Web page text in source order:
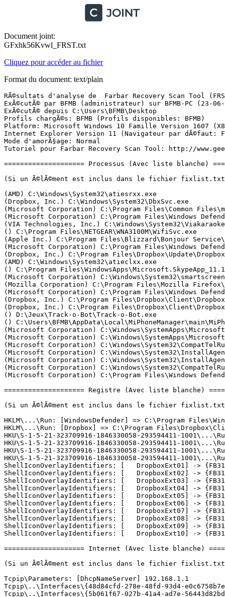
Document joint:
GFxhk56Kvwl_FRST.txt
Cliquez pour accéder au fichier
Format du document: text/plain
RÃ©sultats d'analyse de  Farbar Recovery Scan Tool (FRST) (x86) Version: 21-06-2017 01
ExÃ©cutÃ© par BFMB (administrateur) sur BFMB-PC (23-06-2017 09:09:23)
ExÃ©cutÃ© depuis C:\Users\BFMB\Desktop
Profils chargÃ©s: BFMB (Profils disponibles: BFMB)
Platform: Microsoft Windows 10 Famille Version 1607 (X86) Langue: FranÃ§ais (France)
Internet Explorer Version 11 (Navigateur par dÃ©faut: FF)
Mode d'amorÃ§age: Normal
Tutoriel pour Farbar Recovery Scan Tool: http://www.geekstogo.com/forum/topic/335081-frst-tutorial-how-to-use-farbar-recovery-scan-tool/

==================== Processus (Avec liste blanche) =================

(Si un Ã©lÃ©ment est inclus dans le fichier fixlist.txt, le processus sera arrÃªtÃ©. Le fichier ne sera pas dÃ©placÃ©.)

(AMD) C:\Windows\System32\atiesrxx.exe
(Dropbox, Inc.) C:\Windows\System32\DbxSvc.exe
(Microsoft Corporation) C:\Program Files\Common Files\microsoft shared\ClickToRun\OfficeClickToRun.exe
(Microsoft Corporation) C:\Program Files\Windows Defender\MsMpEng.exe
(VIA Technologies, Inc.) C:\Windows\System32\ViakaraokeSrv.exe
() C:\Program Files\NETGEAR\WNA3100M\WifiSvc.exe
(Apple Inc.) C:\Program Files\Blizzard\Bonjour Service\mDNSResponder.exe
(Microsoft Corporation) C:\Program Files\Windows Defender\NisSrv.exe
(Dropbox, Inc.) C:\Program Files\Dropbox\Update\DropboxUpdate.exe
(AMD) C:\Windows\System32\atieclxx.exe
() C:\Program Files\WindowsApps\Microsoft.SkypeApp_11.18.614.0_x86__kzf8qxf38zg5c\SkypeHost.exe
(Microsoft Corporation) C:\Windows\System32\smartscreen.exe
(Mozilla Corporation) C:\Program Files\Mozilla Firefox\firefox.exe
(Microsoft Corporation) C:\Program Files\Windows Defender\MSASCuiL.exe
(Dropbox, Inc.) C:\Program Files\Dropbox\Client\Dropbox.exe
(Dropbox, Inc.) C:\Program Files\Dropbox\Client\Dropbox.exe
() D:\Jeux\Track-o-Bot\Track-o-Bot.exe
() C:\Users\BFMB\AppData\Local\MiPhoneManager\main\MiPhoneHelper.exe
(Microsoft Corporation) C:\Windows\SystemApps\Microsoft.Windows.Cortana_cw5n1h2txyewy\RemindersServer.exe
(Microsoft Corporation) C:\Windows\SystemApps\Microsoft.Windows.Cortana_cw5n1h2txyewy\ActionUriServer.exe
(Microsoft Corporation) C:\Windows\System32\CompatTelRunner.exe
(Microsoft Corporation) C:\Windows\System32\InstallAgent.exe
(Microsoft Corporation) C:\Windows\System32\InstallAgentUserBroker.exe
(Microsoft Corporation) C:\Windows\System32\CompatTelRunner.exe
(Microsoft Corporation) C:\Program Files\Windows Defender\MpCmdRun.exe

==================== Registre (Avec liste blanche) ====================

(Si un Ã©lÃ©ment est inclus dans le fichier fixlist.txt, l'Ã©lÃ©ment de Registre sera restaurÃ© Ã  la valeur par dÃ©faut ou supprimÃ©. Le fichier ne sera pas dÃ©placÃ©.)

HKLM\...\Run: [WindowsDefender] => C:\Program Files\Windows Defender\MSASCuiL.exe [483840 2017-04-28] (Microsoft Corporation)
HKLM\...\Run: [Dropbox] => C:\Program Files\Dropbox\Client\Dropbox.exe [3487032 2017-06-12] (Dropbox, Inc.)
HKU\S-1-5-21-323709916-1846330058-293594411-1001\...\Run: [EPLTarget\P0000000000000000] => C:\WINDOWS\system32\spool\DRIVERS\W32X86\3\E_FATIIKE.EXE [249440 2012-02-29] (SEIKO EPSON CORPORATION)
HKU\S-1-5-21-323709916-1846330058-293594411-1001\...\Run: [DAEMON Tools Lite] => C:\Program Files\DAEMON Tools Lite\DTLite.exe [4556048 2015-02-27] (Disc Soft Ltd)
HKU\S-1-5-21-323709916-1846330058-293594411-1001\...\Run: [Track-o-Bot] => D:\Jeux\Track-o-Bot\Track-o-Bot.exe [3238912 2017-03-07] ()
HKU\S-1-5-21-323709916-1846330058-293594411-1001\...\Run: [MiPhoneManager] => C:\Users\BFMB\AppData\Local\MiPhoneManager\main\MiPhoneHelper.exe [157624 2016-12-03] ()
ShellIconOverlayIdentifiers: [   DropboxExt01] -> {FB314ED9-A251-47B7-93E1-CDD82E34AF8B} => C:\Program Files\Dropbox\Client\DropboxExt.16.0.dll [2017-06-12] (Dropbox, Inc.)
ShellIconOverlayIdentifiers: [   DropboxExt02] -> {FB314EDF-A251-47B7-93E1-CDD82E34AF8B} => C:\Program Files\Dropbox\Client\DropboxExt.16.0.dll [2017-06-12] (Dropbox, Inc.)
ShellIconOverlayIdentifiers: [   DropboxExt03] -> {FB314EE1-A251-47B7-93E1-CDD82E34AF8B} => C:\Program Files\Dropbox\Client\DropboxExt.16.0.dll [2017-06-12] (Dropbox, Inc.)
ShellIconOverlayIdentifiers: [   DropboxExt04] -> {FB314EDB-A251-47B7-93E1-CDD82E34AF8B} => C:\Program Files\Dropbox\Client\DropboxExt.16.0.dll [2017-06-12] (Dropbox, Inc.)
ShellIconOverlayIdentifiers: [   DropboxExt05] -> {FB314EDA-A251-47B7-93E1-CDD82E34AF8B} => C:\Program Files\Dropbox\Client\DropboxExt.16.0.dll [2017-06-12] (Dropbox, Inc.)
ShellIconOverlayIdentifiers: [   DropboxExt06] -> {FB314EDC-A251-47B7-93E1-CDD82E34AF8B} => C:\Program Files\Dropbox\Client\DropboxExt.16.0.dll [2017-06-12] (Dropbox, Inc.)
ShellIconOverlayIdentifiers: [   DropboxExt07] -> {FB314EDD-A251-47B7-93E1-CDD82E34AF8B} => C:\Program Files\Dropbox\Client\DropboxExt.16.0.dll [2017-06-12] (Dropbox, Inc.)
ShellIconOverlayIdentifiers: [   DropboxExt08] -> {FB314EE0-A251-47B7-93E1-CDD82E34AF8B} => C:\Program Files\Dropbox\Client\DropboxExt.16.0.dll [2017-06-12] (Dropbox, Inc.)
ShellIconOverlayIdentifiers: [   DropboxExt09] -> {FB314EE2-A251-47B7-93E1-CDD82E34AF8B} => C:\Program Files\Dropbox\Client\DropboxExt.16.0.dll [2017-06-12] (Dropbox, Inc.)
ShellIconOverlayIdentifiers: [   DropboxExt10] -> {FB314EDE-A251-47B7-93E1-CDD82E34AF8B} => C:\Program Files\Dropbox\Client\DropboxExt.16.0.dll [2017-06-12] (Dropbox, Inc.)

==================== Internet (Avec liste blanche) ====================

(Si un Ã©lÃ©ment est inclus dans le fichier fixlist.txt, s'il s'agit d'un Ã©lÃ©ment du Registre, il sera supprimÃ© ou restaurÃ© Ã  la valeur par dÃ©faut.)

Tcpip\Parameters: [DhcpNameServer] 192.168.1.1
Tcpip\..\Interfaces\{48d84cfd-278e-48fd-93d4-e0c6758b7e83}: [DhcpNameServer] 192.168.1.1
Tcpip\..\Interfaces\{5b061f67-027b-41a4-ad7e-56443d82bd85}: [DhcpNameServer] 80.10.246.2 80.10.246.129

Internet Explorer:
==================
SearchScopes: HKU\S-1-5-21-323709916-1846330058-293594411-1001 -> DefaultScope {0633EE93-D776-472f-A0FF-E1416B8B2E3A} URL = 
BHO: Lync Browser Helper -> {31D09BA0-12F5-4CCE-BE8A-2923E76605DA} -> C:\Program Files\Microsoft Office\root\Office16\OCHelper.dll [2017-06-16] (Microsoft Corporation)
BHO: Microsoft OneDrive for Business Browser Helper -> {D0498E0A-45B7-42AE-A9AA-